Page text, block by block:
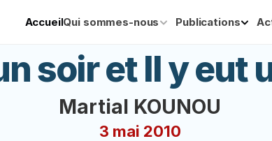
AccueilQui sommes-nous Publications
soir et Il y eut
Martial KOUNOU
3 mai 2010